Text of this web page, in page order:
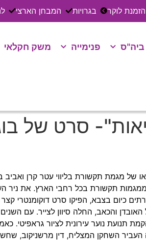
הזמנת לוקר בגרויות המבחן הארצי
ביה"ס פנימייה משק חקלאי
סרט של
של מגמת תקשורת בליווי עטר קרן
תקשורת בכל רחבי הארץ. את ניר
והכאב, החלה סיוון לצייר. עם
השחקן המצליח, דין מרשניקוב,